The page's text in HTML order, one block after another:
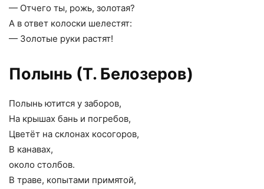
— Отчего ты, рожь, золотая?
А в ответ колоски шелестят:
— Золотые руки растят!
Полынь (Т. Белозеров)
Полынь ютится у заборов,
На крышах бань и погребов,
Цветёт на склонах косогоров,
В канавах,
около столбов.
В траве, копытами примятой,